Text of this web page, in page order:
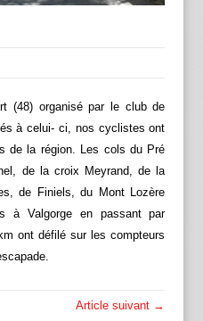
(48) organisé par le club de
à celui- ci, nos cyclistes ont
de la région. Les cols du Pré
de la croix Meyrand, de la
de Finiels, du Mont Lozère
à Valgorge en passant par
ont défilé sur les compteurs
Article suivant →